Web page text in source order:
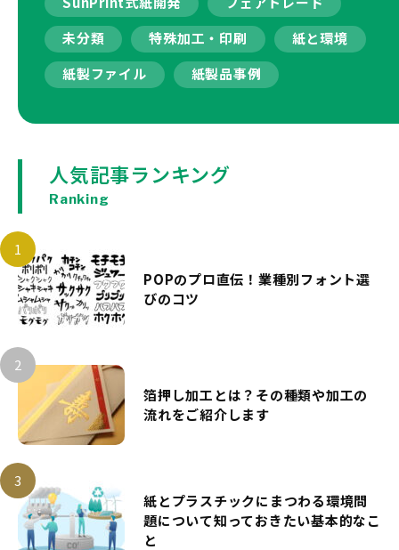
未分類
特殊加工・印刷
紙と環境
紙製ファイル
紙製品事例
人気記事ランキング
Ranking
POPのプロ直伝！業種別フォント選
びのコツ
箔押し加工とは？その種類や加工の
流れをご紹介します
紙とプラスチックにまつわる環境問
題について知っておきたい基本的なこ
と